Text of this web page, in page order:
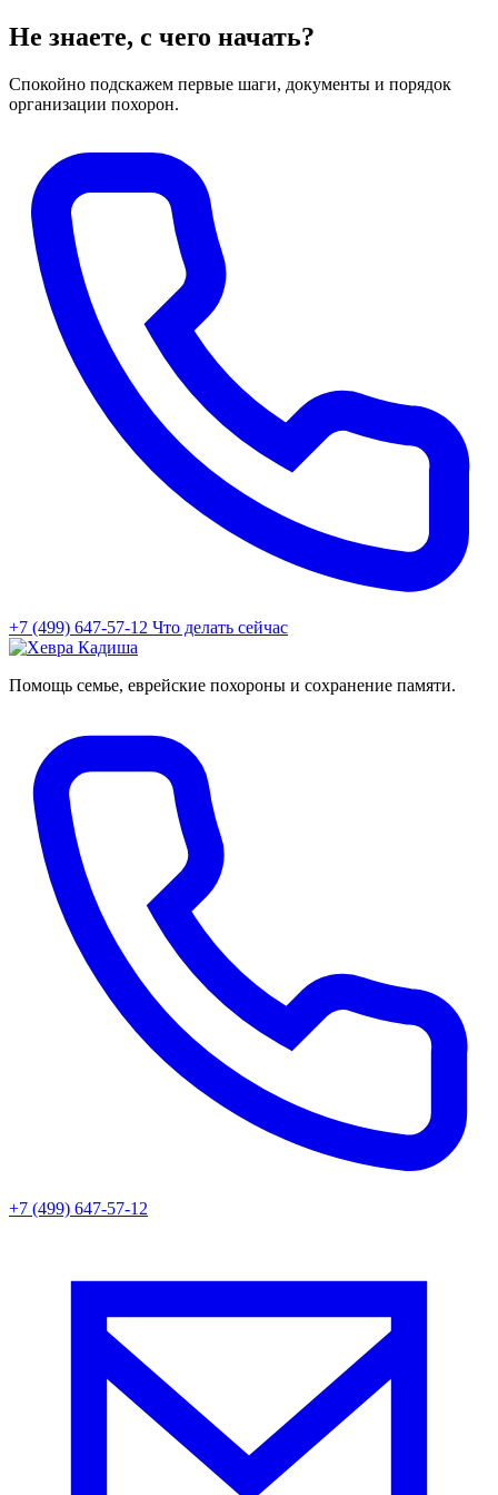
Не знаете, с чего начать?
Спокойно подскажем первые шаги, документы и порядок
организации похорон.
+7 (499) 647-57-12 Что делать сейчас
Помощь семье, еврейские похороны и сохранение памяти.
+7 (499) 647-57-12